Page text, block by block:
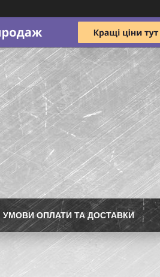
УМОВИ ОПЛАТИ ТА ДОСТАВКИ